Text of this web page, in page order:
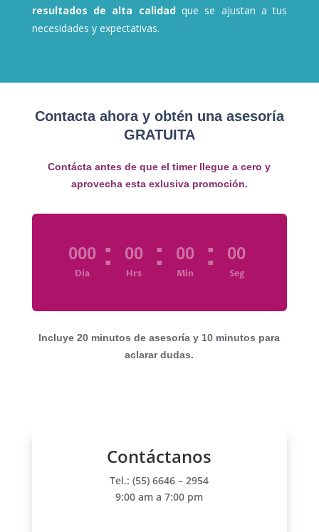
resultados de alta calidadque se ajustan a tus
necesidades y expectativas.
Contacta ahora y obtén una asesoría
GRATUITA
Contácta antes de que el timer llegue a cero y
aprovecha esta exlusiva promoción.
000
Día
: 00
Hrs
: 00
Min
: 00
Seg
Incluye 20 minutos de asesoría y 10 minutos para
aclarar dudas.
Contáctanos
Tel.: (55) 6646 – 2954
9:00 am a 7:00 pm